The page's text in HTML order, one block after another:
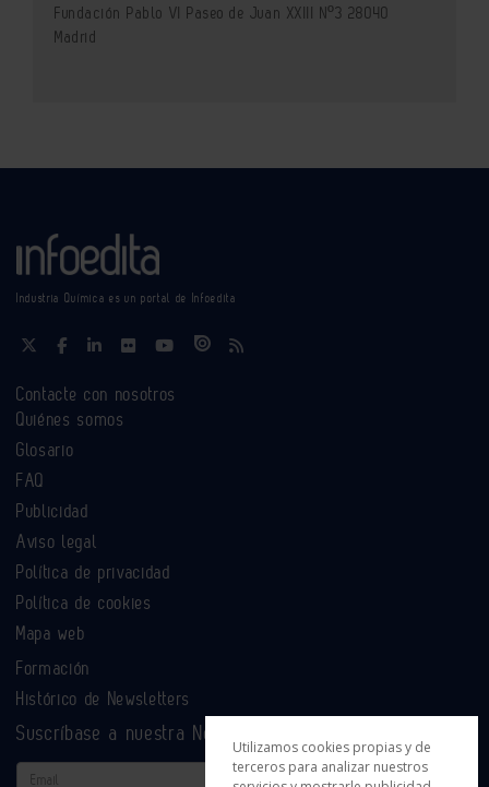
Fundación Pablo VI Paseo de Juan XXIII Nº3 28040
Madrid
Industria Química es un portal de Infoedita
Contacte con nosotros
Quiénes somos
Glosario
FAQ
Publicidad
Aviso legal
Política de privacidad
Política de cookies
Mapa web
Formación
Histórico de Newsletters
Suscríbase a nuestra Newsletter
Email
Utilizamos cookies propias y de
terceros para analizar nuestros